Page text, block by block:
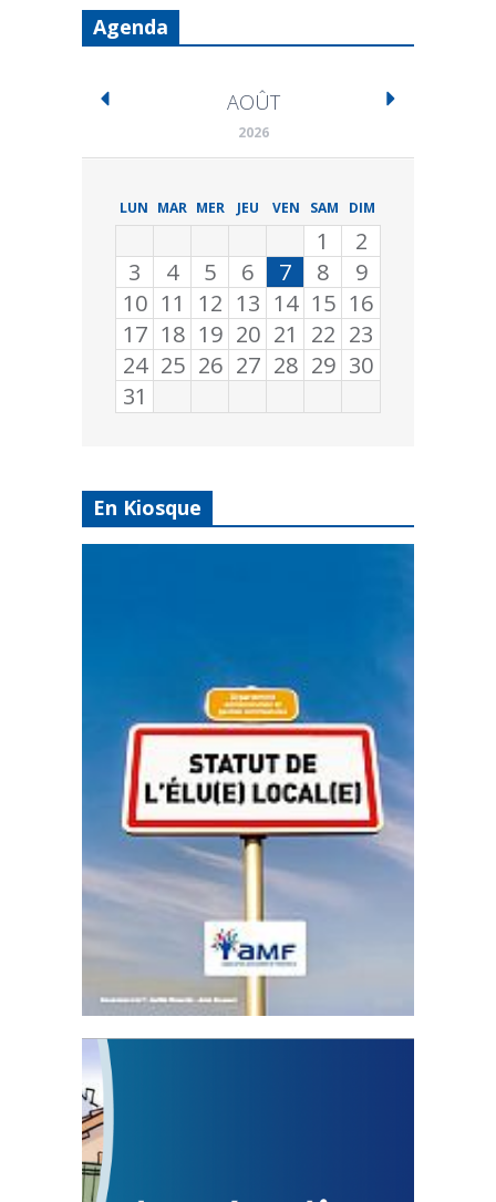
Agenda
AOÛT
2026
LUN MAR MER JEU VEN SAM DIM
1
2
3
4 5 6 7 8
9
10 11 12 13 14 15 16
17 18 19 20 21 22 23
24 25 26 27 28 29 30
31
En Kiosque
Statut de l’élu local
3 avril 2024
Mise à jour avril 2024
FEUILLETER